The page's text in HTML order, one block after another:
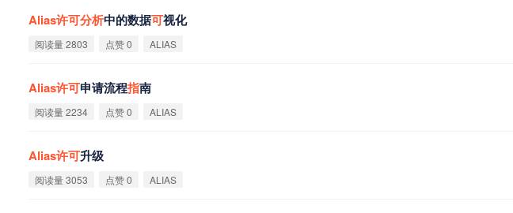
Alias许可分析中的数据可视化
阅读量 2803 点赞 0 ALIAS
Alias许可申请流程指南
阅读量 2234 点赞 0 ALIAS
Alias许可升级
阅读量 3053 点赞 0 ALIAS